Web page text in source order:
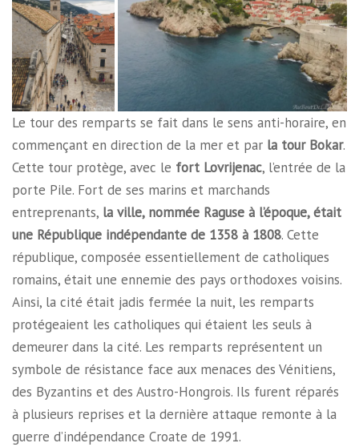
Le tour des remparts se fait dans le sens anti-horaire, en
commençant en direction de la mer et par la tour Bokar.
Cette tour protège, avec le fort Lovrijenac, l’entrée de la
porte Pile. Fort de ses marins et marchands
entreprenants, la ville, nommée Raguse à l’époque, était
une République indépendante de 1358 à 1808. Cette
république, composée essentiellement de catholiques
romains, était une ennemie des pays orthodoxes voisins.
Ainsi, la cité était jadis fermée la nuit, les remparts
protégeaient les catholiques qui étaient les seuls à
demeurer dans la cité. Les remparts représentent un
symbole de résistance face aux menaces des Vénitiens,
des Byzantins et des Austro-Hongrois. Ils furent réparés
à plusieurs reprises et la dernière attaque remonte à la
guerre d’indépendance Croate de 1991.